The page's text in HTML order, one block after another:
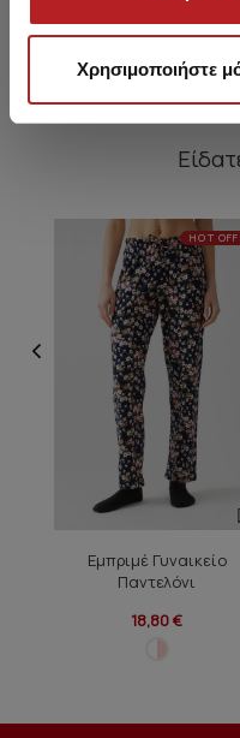
Χρησιμοποιήστε
HOT
Εμπριμέ Γυναικείο
Παντελόνι
18,80 €